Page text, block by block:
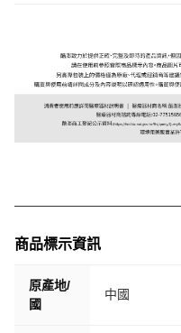
商品標示資訊
原產地/
國
中國